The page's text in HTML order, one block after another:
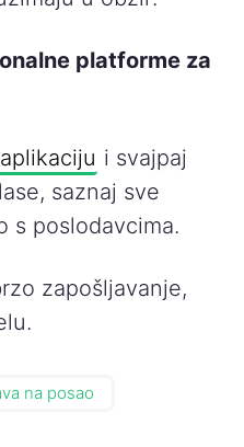
platforme za
i svajpaj
saznaj sve
s poslodavcima.
zapošljavanje,
na posao